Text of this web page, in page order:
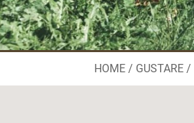
HOME GUSTARE